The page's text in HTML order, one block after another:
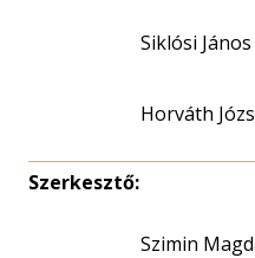
Siklósi János
Horváth
Szerkesztő:
Szimin